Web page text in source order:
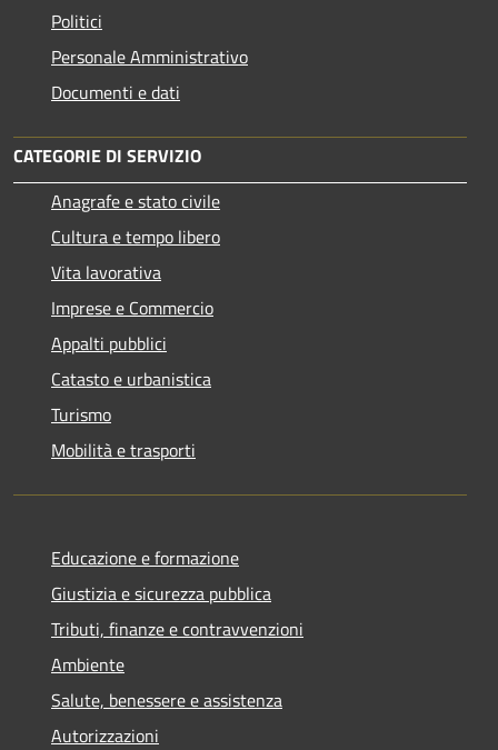
Politici
Personale Amministrativo
Documenti e dati
CATEGORIE DI SERVIZIO
Anagrafe e stato civile
Cultura e tempo libero
Vita lavorativa
Imprese e Commercio
Appalti pubblici
Catasto e urbanistica
Turismo
Mobilità e trasporti
Educazione e formazione
Giustizia e sicurezza pubblica
Tributi, finanze e contravvenzioni
Ambiente
Salute, benessere e assistenza
Autorizzazioni